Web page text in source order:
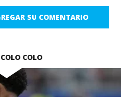
SU COMENTARIO
COLO